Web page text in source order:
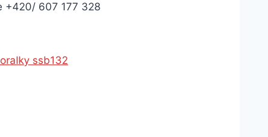
+420/ 607 177 328